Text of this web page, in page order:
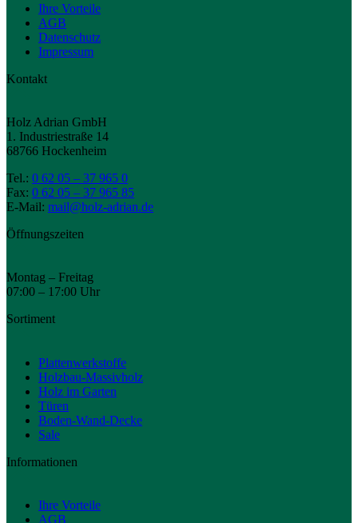
Ihre Vorteile
AGB
Datenschutz
Impressum
Kontakt
Holz Adrian GmbH
1. Industriestraße 14
68766 Hockenheim
Tel.: 0 62 05 – 37 965 0
Fax: 0 62 05 – 37 965 85
E-Mail: mail@holz-adrian.de
Öffnungszeiten
Montag – Freitag
07:00 – 17:00 Uhr
Sortiment
Plattenwerkstoffe
Holzbau-Massivholz
Holz im Garten
Türen
Boden-Wand-Decke
Sale
Informationen
Ihre Vorteile
AGB